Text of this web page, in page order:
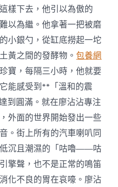
樣下去，他引以為傲的
以為繼。他拿著一把被磨
小銀勺，從缸底撈起一坨
黃之間的發酵物。包養網
寶，每隔三小時，他就要
能感受到**「溫和的震
到圓滿。就在廖沾沾專注
外面的世界開始發出一些
。街上所有的汽車喇叭同
沉且潮濕的「咕嚕——咕
擎聲，也不是正常的鳴笛
化不良的胃在哀嚎。廖沾